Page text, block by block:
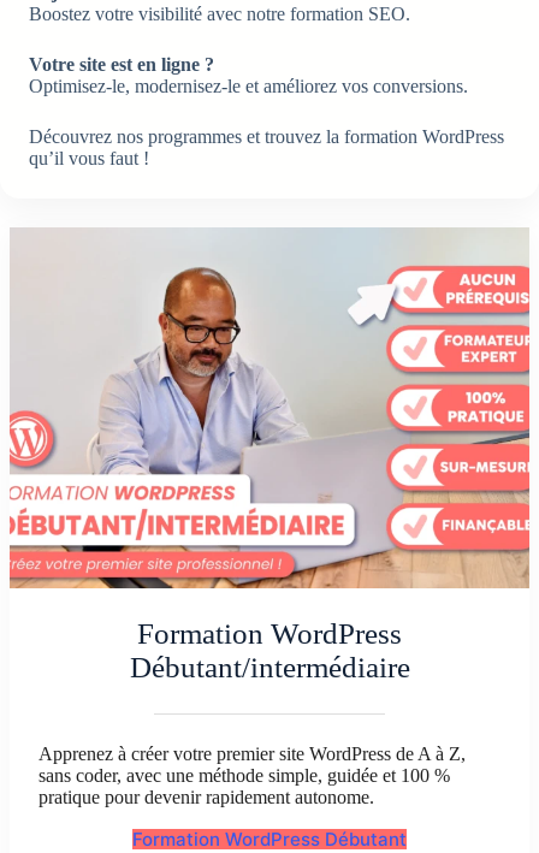
Boostez votre visibilité avec notre formation SEO.
Votre site est en ligne ?
Optimisez-le, modernisez-le et améliorez vos conversions.
Découvrez nos programmes et trouvez la formation WordPress
qu’il vous faut !
Formation WordPress
Débutant/intermédiaire
Apprenez à créer votre premier site WordPress de A à Z,
sans coder, avec une méthode simple, guidée et 100 %
pratique pour devenir rapidement autonome.
Formation WordPress Débutant